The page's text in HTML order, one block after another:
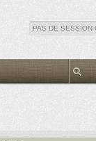
PAS DE SESSION